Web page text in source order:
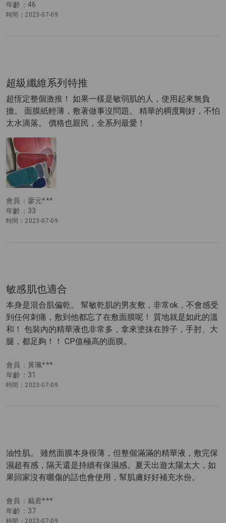
年齡：46
時間：2023-07-09
會員：廖元***
年齡：33
時間：2023-07-09
超級纖維系列特推
超恆定整個激推！ 如果一樣是敏弱肌的人，使用起來無負
擔。 面膜紙輕薄，敷著做事沒問題。 精華的稠度剛好，不怕
太水滴落。 價格也親民，全系列最愛！
會員：黃珮***
年齡：31
時間：2023-07-09
敏感肌也適合
本身是混合肌偏乾。 幫敏乾肌的男友敷，非常ok，不會感受
到任何刺痛，敷到他都忘了在敷面膜呢！ 質地就是如此的溫
和！ 包裝內的精華液也非常多，拿來塗抹在脖子，手肘、大
腿，都足夠！！ CP值極高的面膜。
會員：戴君***
年齡：37
時間：2023-07-09
油性肌。 雖然面膜本身很薄，但整個滿滿的精華液，敷完保
濕超有感，隔天還是持續有保濕感。夏天出遊太陽太大，如
果回家沒有曬傷的話也會使用，幫肌膚好好補充水份。